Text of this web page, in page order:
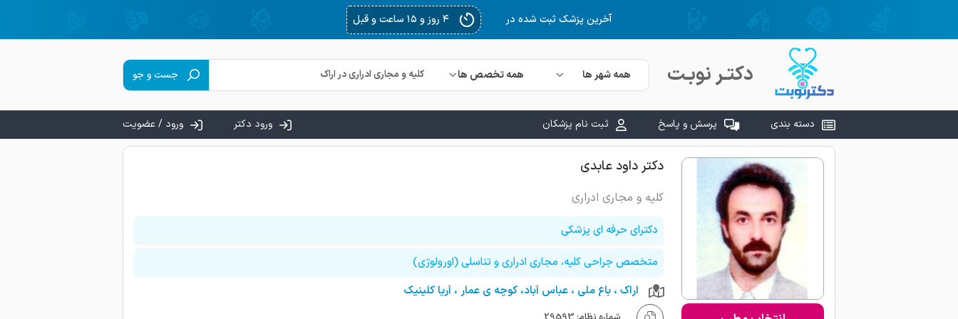
آخرین پزشک ثبت شده در
دکتـر نوبـت همه شهر ها همه تخصص ها جست و جو
دسته بندی پرسش و پاسخ ثبت نام پزشکان ورود دکتر ورود / عضویت
دکتر داود عابدی
کلیه و مجاری ادراری
دکترای حرفه ای پزشکی
متخصص جراحی کلیه، مجاری ادراری و تناسلی (اورولوژی)
اراک ، باغ ملی ، عباس آباد، کوچه ی عمار ، آریا کلینیک